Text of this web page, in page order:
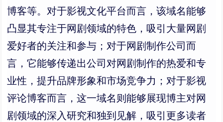
博客等。对于影视文化平台而言，该域名能够
凸显其专注于网剧领域的特色，吸引大量网剧
爱好者的关注和参与；对于网剧制作公司而
言，它能够传递出公司对网剧制作的热爱和专
业性，提升品牌形象和市场竞争力；对于影视
评论博客而言，这一域名则能够展现博主对网
剧领域的深入研究和独到见解，吸引更多读者